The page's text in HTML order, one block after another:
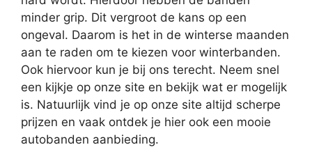
minder grip. Dit vergroot de kans op een
ongeval. Daarom is het in de winterse maanden
aan te raden om te kiezen voor winterbanden.
Ook hiervoor kun je bij ons terecht. Neem snel
een kijkje op onze site en bekijk wat er mogelijk
is. Natuurlijk vind je op onze site altijd scherpe
prijzen en vaak ontdek je hier ook een mooie
autobanden aanbieding.